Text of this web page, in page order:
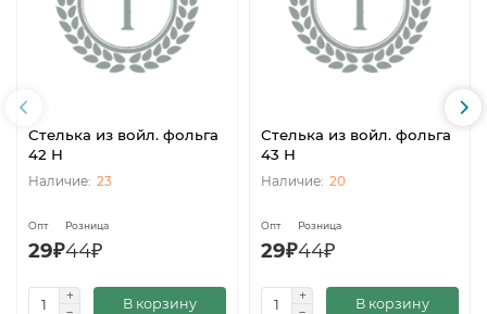
Стелька из войл. фольга
42 Н
23
Опт
29₽
Розница
44₽
В корзину
Стелька из войл. фольга
43 Н
20
Опт
29₽
Розница
44₽
В корзину